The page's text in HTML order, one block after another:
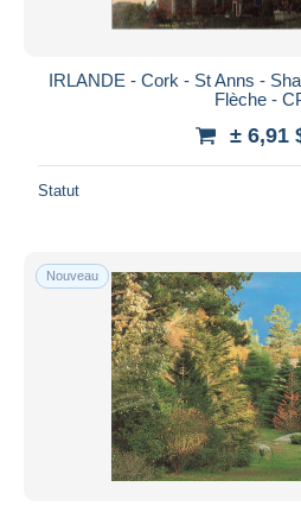
IRLANDE - Cork - St Anns -
Flèche -
± 6,91
Statut
Nouveau